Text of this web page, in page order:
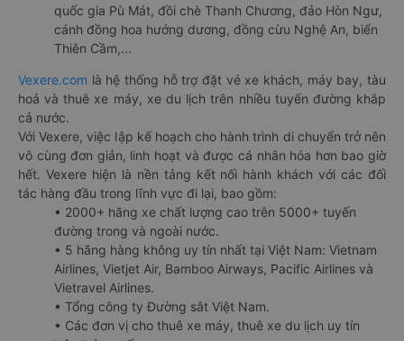
quốc gia Pù Mát, đồi chè Thanh Chương, đảo Hòn Ngư,
cánh đồng hoa hướng dương, đồng cừu Nghệ An, biển
Thiên Cầm,...
Vexere.com là hệ thống hỗ trợ đặt vé xe khách, máy bay, tàu
hoả và thuê xe máy, xe du lịch trên nhiều tuyến đường khắp
cả nước.
Với Vexere, việc lập kế hoạch cho hành trình di chuyển trở nên
vô cùng đơn giản, linh hoạt và được cá nhân hóa hơn bao giờ
hết. Vexere hiện là nền tảng kết nối hành khách với các đối
tác hàng đầu trong lĩnh vực đi lại, bao gồm:
• 2000+ hãng xe chất lượng cao trên 5000+ tuyến
đường trong và ngoài nước.
• 5 hãng hàng không uy tín nhất tại Việt Nam: Vietnam
Airlines, Vietjet Air, Bamboo Airways, Pacific Airlines và
Vietravel Airlines.
• Tổng công ty Đường sắt Việt Nam.
• Các đơn vị cho thuê xe máy, thuê xe du lịch uy tín